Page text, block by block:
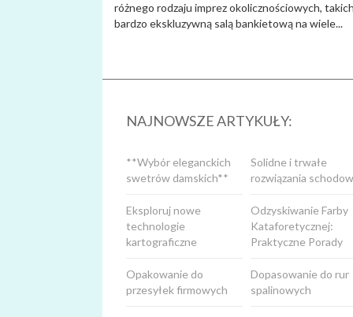
różnego rodzaju imprez okolicznościowych,
bardzo ekskluzywną salą bankietową na wiele...
NAJNOWSZE ARTYKUŁY:
Solidne i trwałe
rozwiązania
**Wybór eleganckich
swetrów damskich**
Odzyskiwanie Farby
Kataforetycznej:
Praktyczne Porady
Eksploruj nowe
technologie
kartograficzne
Dopasowanie do rur
spalinowych
Opakowanie do
przesyłek firmowych